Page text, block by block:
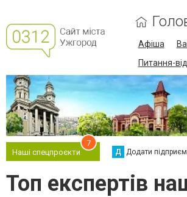
Афіша
Питання-
Наші спецпроєкти
7
Д Додати
Топ експертів